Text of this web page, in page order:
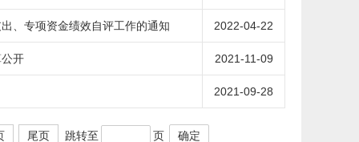
、专项资金绩效自评工作的通知 2022-04-22
开 2021-11-09
2021-09-28
尾页 跳转至 页 确定